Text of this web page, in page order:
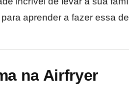
aprender a fazer essa
na Airfryer